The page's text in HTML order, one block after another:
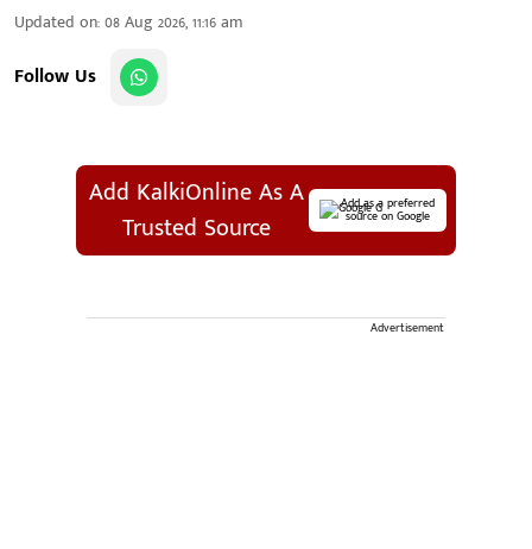
Updated on:08 Aug 2026, 11:16 am
Follow Us
Add KalkiOnline As A
Trusted Source
Add as a preferred
source on Google
Advertisement